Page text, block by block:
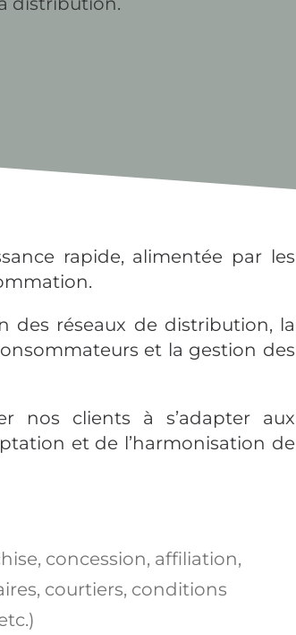
rapide, alimentée par les
des réseaux de distribution, la
et la gestion des
nos clients à s’adapter aux
et de l’harmonisation de
concession, affiliation,
courtiers, conditions